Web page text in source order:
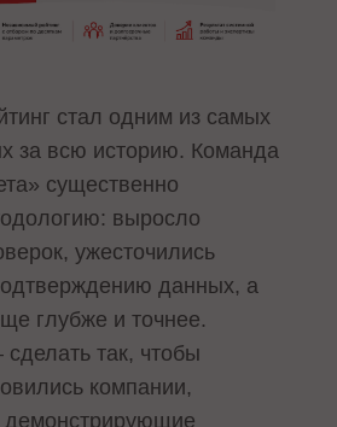
стал одним из самых
за всю историю. Команда
существенно
выросло
ужесточились
данных, а
глубже и точнее.
так, чтобы
компании,
демонстрирующие